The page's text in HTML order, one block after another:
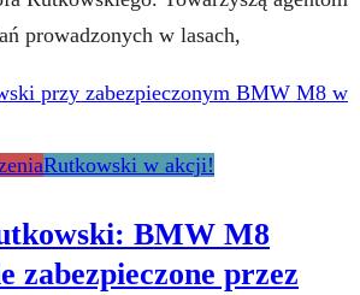
prowadzonych w lasach,
Rutkowski w akcji!
BMW M8
zabezpieczone przez